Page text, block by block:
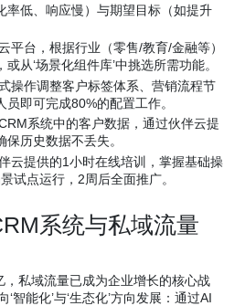
率低、响应慢）与期望目标（如提升
平台，根据行业（零售/教育/金融等）
从‘场景化组件库’中挑选所需功能。
操作调整客户标签体系、营销流程节
员即可完成80%的配置工作。
系统中的客户数据，通过伙伴云提
历史数据不丢失。
云提供的1小时在线培训，掌握基础操
试点运行，2周后全面推广。
系统与私域流量
，私域流量已成为企业增长的核心战
智能化’与‘生态化’方向发展：通过AI